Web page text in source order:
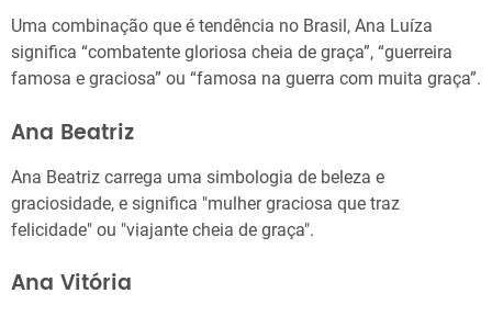
Uma combinação que é tendência no Brasil, Ana Luíza
significa “combatente gloriosa cheia de graça”, “guerreira
famosa e graciosa” ou “famosa na guerra com muita graça”.
Ana Beatriz
Ana Beatriz carrega uma simbologia de beleza e
graciosidade, e significa "mulher graciosa que traz
felicidade" ou "viajante cheia de graça".
Ana Vitória